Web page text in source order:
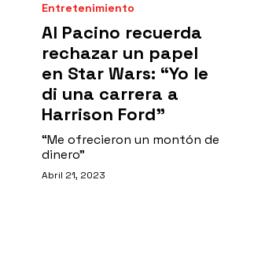
Entretenimiento
Al Pacino recuerda
rechazar un papel
en Star Wars: “Yo le
di una carrera a
Harrison Ford”
“Me ofrecieron un montón de
dinero”
Abril 21, 2023